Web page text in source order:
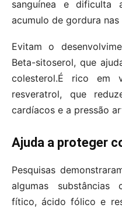
sanguínea e
acumulo de gordura nas
Evitam o
Beta-sitoserol, que
colesterol.É rico em
resveratrol, que
cardíacos e a pressão
Ajuda a proteger
Pesquisas
algumas substâncias
fítico, ácido fólico e